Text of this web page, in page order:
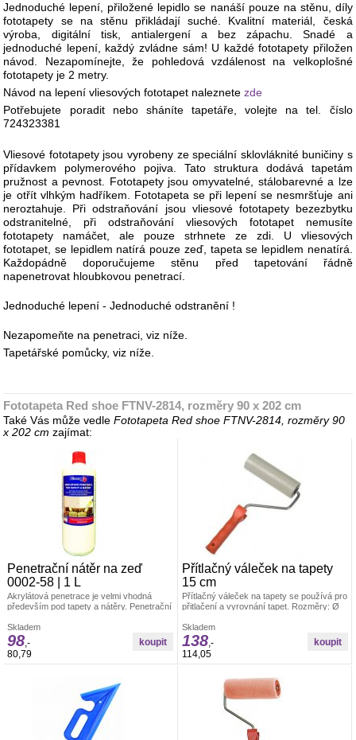
Jednoduché lepení, přiložené lepidlo se nanáší pouze na stěnu, díly
fototapety se na stěnu přikládají suché. Kvalitní materiál, česká
výroba, digitální tisk, antialergení a bez zápachu. Snadé a
jednoduché lepení, každý zvládne sám! U každé fototapety přiložen
návod. Nezapomínejte, že pohledová vzdálenost na velkoplošné
fototapety je 2 metry.
Návod na lepení vliesových fototapet naleznetezde
Potřebujete poradit nebo sháníte tapetáře, volejte na tel. číslo
724323381
Vliesové fototapety jsou vyrobeny ze speciální sklovláknité buničiny s
přídavkem polymerového pojiva. Tato struktura dodává tapetám
pružnost a pevnost. Fototapety jsou omyvatelné, stálobarevné a lze
je otřít vlhkým hadříkem. Fototapeta se při lepení se nesmršťuje ani
neroztahuje. Při odstraňování jsou vliesové fototapety bezezbytku
odstranitelné, při odstraňování vliesových fototapet nemusíte
fototapety namáčet, ale pouze strhnete ze zdi. U vliesových
fototapet, se lepidlem natírá pouze zeď, tapeta se lepidlem nenatírá.
Každopádně doporučujeme stěnu před tapetování řádně
napenetrovat hloubkovou penetrací.
Jednoduché lepení - Jednoduché odstranění !
Nezapomeňte na penetraci, viz níže.
Tapetářské pomůcky, viz níže.
Fototapeta Red shoe FTNV-2814, rozměry 90 x 202 cm
Také Vás může vedleFototapeta Red shoe FTNV-2814, rozměry 90
x 202 cm zajímat:
Penetrační nátěr na zeď
0002-58 | 1 L
Akrylátová penetrace je velmi vhodná
především pod tapety a nátěry. Penetrační
kopolymeru.
Skladem
98,-
80,79
Přítlačný váleček na tapety
15 cm
Přítlačný váleček na tapety se používá pro
přitlačení a vyrovnání tapet. Rozměry: Ø
PUR pěny, umělohmotný držák +
pozinkovaný drát 6/8 mm
Skladem
138,-
114,05